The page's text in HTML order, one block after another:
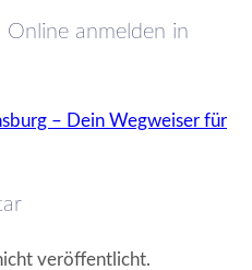
anmelden in
– Dein Wegweiser für
veröffentlicht.